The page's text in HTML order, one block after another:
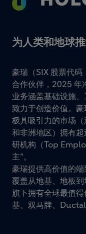
为人类和地球
豪瑞（SIX 股票代
合作伙伴，2025 年
业务涵盖基础设施
致力于创造价值。
极具吸引力的市场
和非洲地区）拥有
研机构（Top
主”。
豪瑞提供高价值的
覆盖从地基、地板
旗下拥有全球最值
基、双马牌、Ductal